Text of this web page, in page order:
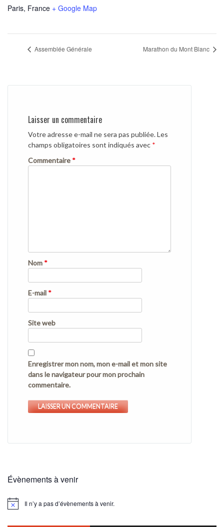
Paris, France + Google Map
Assemblée Générale Marathon du Mont Blanc
Laisser un commentaire
Votre adresse e-mail ne sera pas publiée.Les
champs obligatoires sont indiqués avec *
Commentaire *
Nom *
E-mail *
Site web
Enregistrer mon nom, mon e-mail et mon site
dans le navigateur pour mon prochain
commentaire.
Évènements à venir
Notice Il n’y a pas d’évènements à venir.